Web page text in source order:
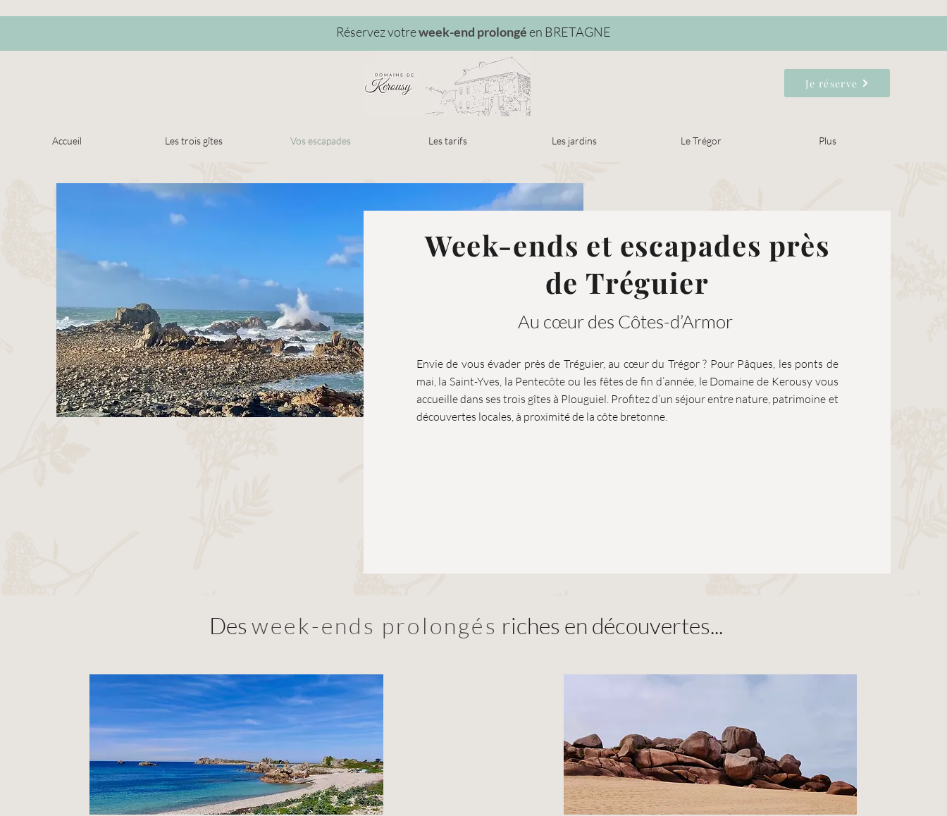
Réservez votreweek-end prolongéen BRETAGNE
Je réserve
Accueil Les trois gîtes Vos escapades Les tarifs Les jardins Le Trégor Plus
Week-ends et escapades près
de Tréguier
Au cœur des Côtes-d’Armor
Envie de vous évader près de Tréguier, au cœur du Trégor ? Pour Pâques, les ponts de
mai, la Saint-Yves, la Pentecôte ou les fêtes de fin d’année, le Domaine de Kerousy vous
accueille dans ses trois gîtes à Plouguiel. Profitez d’un séjour entre nature, patrimoine et
découvertes locales, à proximité de la côte bretonne.
Des week-ends prolongés riches en découvertes...